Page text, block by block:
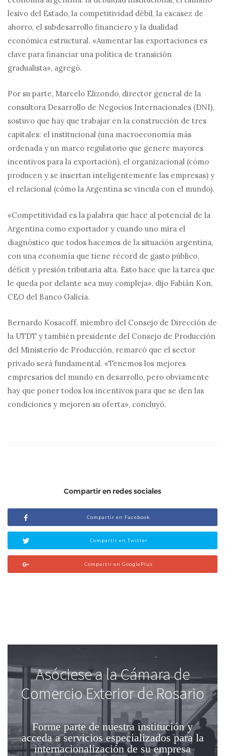
lesivo del Estado, la competitividad débil, la escasez de
ahorro, el subdesarrollo financiero y la dualidad
económica estructural. «Aumentar las exportaciones es
clave para financiar una política de transición
gradualista», agregó.
Por su parte, Marcelo Elizondo, director general de la
consultora Desarrollo de Negocios Internacionales (DNI),
sostuvo que hay que trabajar en la construcción de tres
capitales: el institucional (una macroeconomía más
ordenada y un marco regulatorio que genere mayores
incentivos para la exportación), el organizacional (cómo
producen y se insertan inteligentemente las empresas) y
el relacional (cómo la Argentina se vincula con el mundo).
«Competitividad es la palabra que hace al potencial de la
Argentina como exportador y cuando uno mira el
diagnóstico que todos hacemos de la situación argentina,
con una economía que tiene récord de gasto público,
déficit y presión tributaria alta. Esto hace que la tarea que
le queda por delante sea muy compleja», dijo Fabián Kon,
CEO del Banco Galicia.
Bernardo Kosacoff, miembro del Consejo de Dirección de
la UTDT y también presidente del Consejo de Producción
del Ministerio de Producción, remarcó que el sector
privado será fundamental. «Tenemos los mejores
empresarios del mundo en desarrollo, pero obviamente
hay que poner todos los incentivos para que se den las
condiciones y mejoren su oferta», concluyó.
Compartir en redes sociales
Compartir en Facebook
Compartir en Twitter
Compartir en GooglePlus
Asóciese a la Cámara de
Comercio Exterior de Rosario
Forme parte de nuestra institucióny
acceda a servicios especializados para la
internacionalización de su empresa